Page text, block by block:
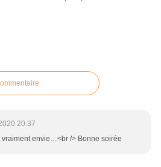
20:37
vraiment envie…<br /> Bonne soirée